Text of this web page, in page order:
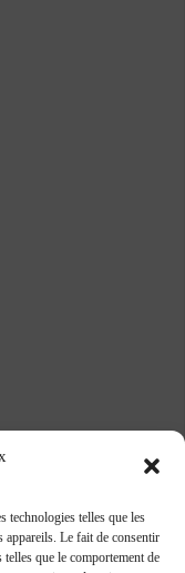
technologies telles que les
appareils. Le fait de consentir
telles que le comportement de